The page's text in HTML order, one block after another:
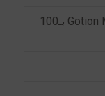
البنك الإفريقي للتنمية: لماذا تمويل Gotion Morocco بـ100